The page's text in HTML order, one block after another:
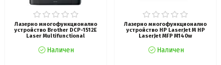
Лазерно многофункционално
устройство Brother DCP-1512E
Laser Multifunctional
Наличен
Лазерно многофункционално
устройство HP LaserJet M HP
LaserJet MFP M140w
Наличен